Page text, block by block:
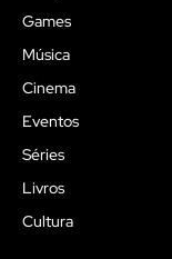
Games
Música
Cinema
Eventos
Séries
Livros
Cultura